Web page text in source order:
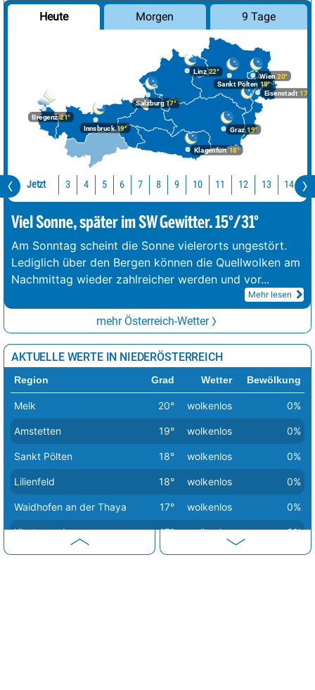
Heute Morgen 9 Tage
Bregenz21°
Graz19°
Innsbruck19°
Klagenfurt 18°
Linz22°
Salzburg17°
Wien 20°
Eisenstadt 17°
Sankt Pölten 18°
Jetzt 3 4 5 6 7 8 9 10 11 12 13 14
Viel Sonne, später im SW Gewitter. 15°/31°
Am Sonntag scheint die Sonne vielerorts ungestört.
Lediglich über den Bergen können die Quellwolken am
Nachmittag wieder zahlreicher werden und vor...
Mehr lesen
mehr Österreich-Wetter
AKTUELLE WERTE IN NIEDERÖSTERREICH
Region Grad Wetter Bewölkung
Melk 20° wolkenlos 0%
Amstetten 19° wolkenlos 0%
Sankt Pölten 18° wolkenlos 0%
Lilienfeld 18° wolkenlos 0%
Waidhofen an der Thaya 17° wolkenlos 0%
Klosterneuburg 17° wolkenlos 0%
Korneuburg 17° wolkenlos 0%